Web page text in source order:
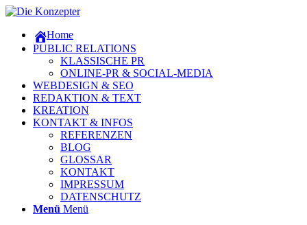
Home
PUBLIC RELATIONS
KLASSISCHE PR
ONLINE-PR & SOCIAL-MEDIA
WEBDESIGN & SEO
REDAKTION & TEXT
KREATION
KONTAKT & INFOS
REFERENZEN
BLOG
GLOSSAR
KONTAKT
IMPRESSUM
DATENSCHUTZ
Menü Menü